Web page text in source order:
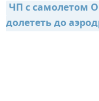
ЧП с самолетом
долететь до